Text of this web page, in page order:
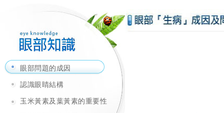
眼部問題的成因
認識眼睛結構
玉米黃素及葉黃素的重要性